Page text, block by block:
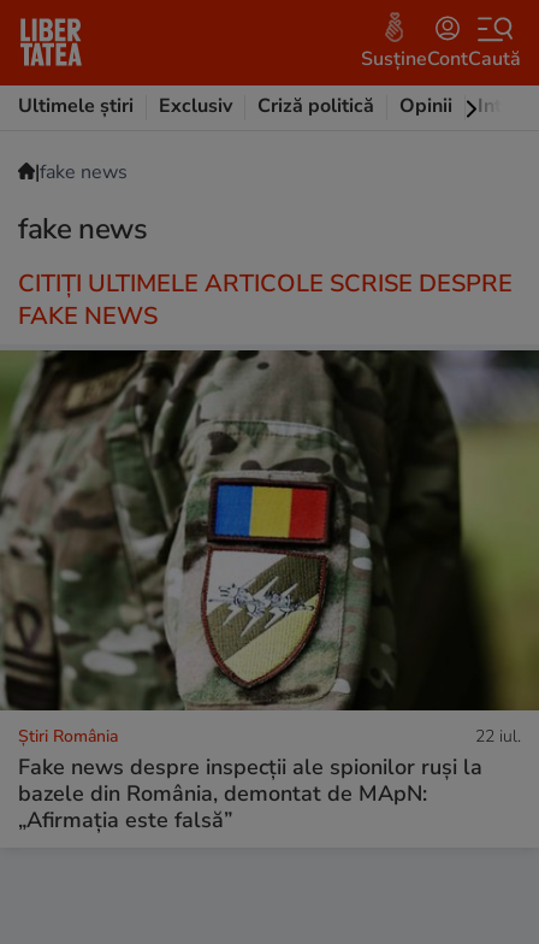
SusțineContCaută
Ultimele știri
Exclusiv Criză politică Opinii
|fake news
fake news
CITIȚI ULTIMELE ARTICOLE SCRISE DESPRE
FAKE NEWS
Știri România 22 iul.
Fake news despre inspecții ale spionilor ruși la
bazele din România, demontat de MApN:
„Afirmația este falsă”